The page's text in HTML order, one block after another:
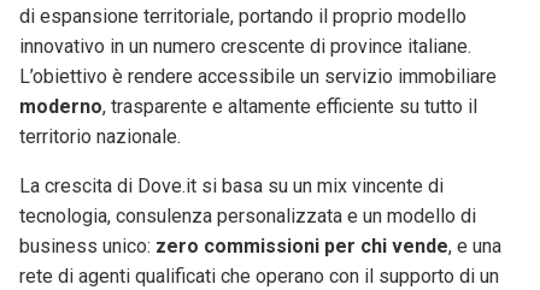
di espansione territoriale, portando il proprio modello
innovativo in un numero crescente di province italiane.
L’obiettivo è rendere accessibile un servizio immobiliare
moderno, trasparente e altamente efficiente su tutto il
territorio nazionale.
La crescita di Dove.it si basa su un mix vincente di
tecnologia, consulenza personalizzata e un modello di
business unico: zero commissioni per chi vende, e una
rete di agenti qualificati che operano con il supporto di un